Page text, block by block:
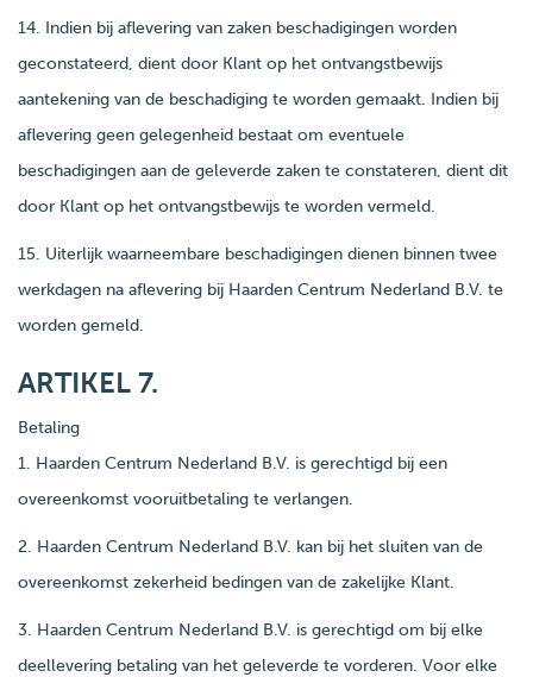
14. Indien bij aflevering van zaken beschadigingen worden
geconstateerd, dient door Klant op het ontvangstbewijs
aantekening van de beschadiging te worden gemaakt. Indien bij
aflevering geen gelegenheid bestaat om eventuele
beschadigingen aan de geleverde zaken te constateren, dient dit
door Klant op het ontvangstbewijs te worden vermeld.
15. Uiterlijk waarneembare beschadigingen dienen binnen twee
werkdagen na aflevering bij Haarden Centrum Nederland B.V. te
worden gemeld.
ARTIKEL 7.
Betaling
1. Haarden Centrum Nederland B.V. is gerechtigd bij een
overeenkomst vooruitbetaling te verlangen.
2. Haarden Centrum Nederland B.V. kan bij het sluiten van de
overeenkomst zekerheid bedingen van de zakelijke Klant.
3. Haarden Centrum Nederland B.V. is gerechtigd om bij elke
deellevering betaling van het geleverde te vorderen. Voor elke